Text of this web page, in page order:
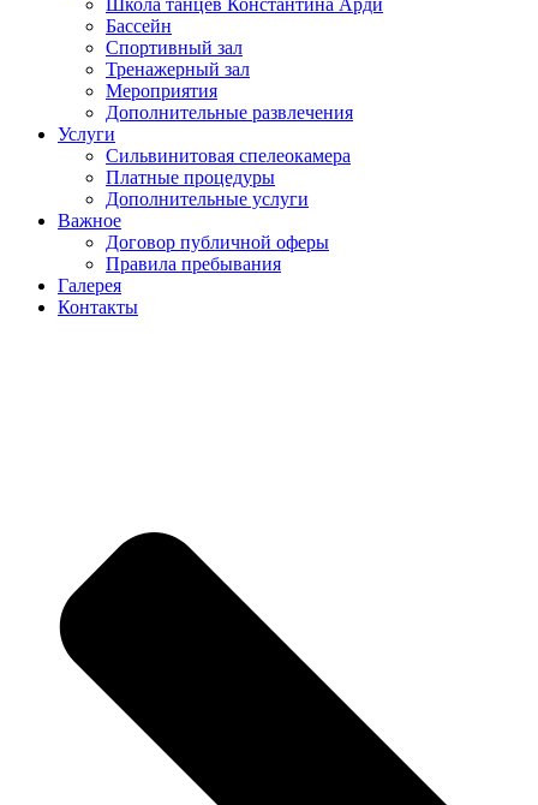
Школа танцев Константина Арди
Бассейн
Спортивный зал
Тренажерный зал
Мероприятия
Дополнительные развлечения
Услуги
Сильвинитовая спелеокамера
Платные процедуры
Дополнительные услуги
Важное
Договор публичной оферы
Правила пребывания
Галерея
Контакты